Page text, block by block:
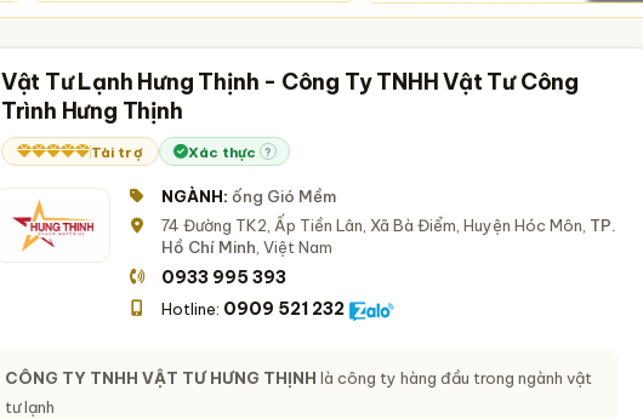
Vật Tư Lạnh Hưng Thịnh - Công Ty TNHH Vật Tư Công
Trình Hưng Thịnh
Tài trợ Xác thực ?
NGÀNH: ống Gió Mềm
74 Đường TK2, Ấp Tiền Lân, Xã Bà Điểm, Huyện Hóc Môn, TP.
Hồ Chí Minh, Việt Nam
0933 995 393
Hotline: 0909 521 232
CÔNG TY TNHH VẬT TƯ HƯNG THỊNH là công ty hàng đầu trong ngành vật
tư lạnh